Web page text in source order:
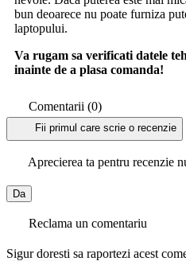
bun deoarece nu poate furniza
laptopului.
Va rugam sa verificati datele
inainte de a plasa comanda!
Comentarii (0)
Fii primul care scrie o recenzie
Aprecierea ta pentru recenzie
Da
Reclama un comentariu
Sigur doresti sa raportezi acest